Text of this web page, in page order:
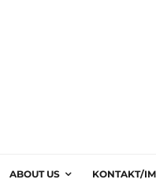
ABOUT US KONTAKT/